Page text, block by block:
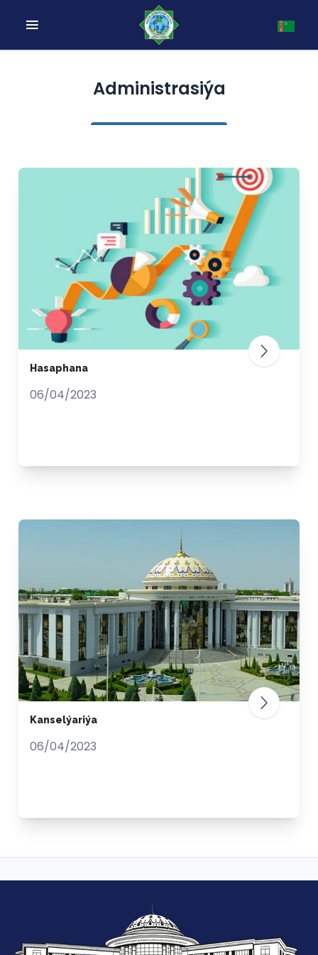
Administrasiýa
Hasaphana
06/04/2023
Kanselýariýa
06/04/2023